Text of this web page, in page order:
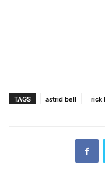
TAGS astrid bell rick